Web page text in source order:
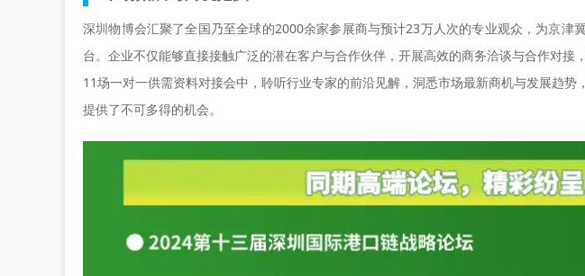
深圳物博会汇聚了全国乃至全球的2000余家参展商与预计23万人次的专业观众，为京津
台。企业不仅能够直接接触广泛的潜在客户与合作伙伴，开展高效的商务洽谈与合作对接
11场一对一供需资料对接会中，聆听行业专家的前沿见解，洞悉市场最新商机与发展趋
提供了不可多得的机会。